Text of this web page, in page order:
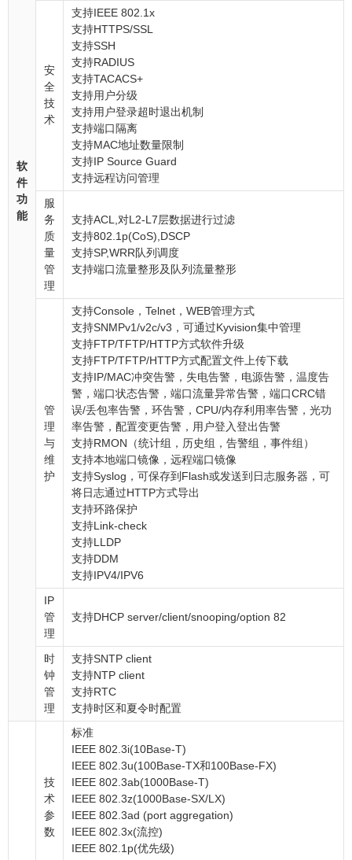
软
件
功
能
安
全
技
术
支持IEEE 802.1x
支持HTTPS/SSL
支持SSH
支持RADIUS
支持TACACS+
支持用户分级
支持用户登录超时退出机制
支持端口隔离
支持MAC地址数量限制
支持IP Source Guard
支持远程访问管理
服
务
质
量
管
理
支持ACL,对L2-L7层数据进行过滤
支持802.1p(CoS),DSCP
支持SP,WRR队列调度
支持端口流量整形及队列流量整形
管
理
与
维
护
支持Console，Telnet，WEB管理方式
支持SNMPv1/v2c/v3，可通过Kyvision集中管理
支持FTP/TFTP/HTTP方式软件升级
支持FTP/TFTP/HTTP方式配置文件上传下载
支持IP/MAC冲突告警，失电告警，电源告警，温度告
警，端口状态告警，端口流量异常告警，端口CRC错
误/丢包率告警，环告警，CPU/内存利用率告警，光功
率告警，配置变更告警，用户登入登出告警
支持RMON（统计组，历史组，告警组，事件组）
支持本地端口镜像，远程端口镜像
支持Syslog，可保存到Flash或发送到日志服务器，可
将日志通过HTTP方式导出
支持环路保护
支持Link-check
支持LLDP
支持DDM
支持IPV4/IPV6
IP
管
理
支持DHCP server/client/snooping/option 82
时
钟
管
理
支持SNTP client
支持NTP client
支持RTC
支持时区和夏令时配置
技
术
参
数
标准
IEEE 802.3i(10Base-T)
IEEE 802.3u(100Base-TX和100Base-FX)
IEEE 802.3ab(1000Base-T)
IEEE 802.3z(1000Base-SX/LX)
IEEE 802.3ad (port aggregation)
IEEE 802.3x(流控)
IEEE 802.1p(优先级)